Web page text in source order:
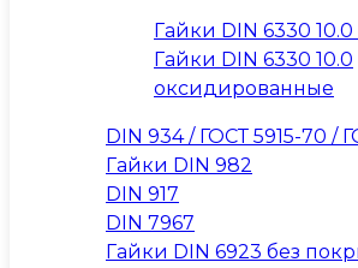
Гайки DIN 6330
Гайки DIN 6330 10.0
оксидированные
DIN 934 / ГОСТ 5915-70 /
Гайки DIN 982
DIN 917
DIN 7967
Гайки DIN 6923 без